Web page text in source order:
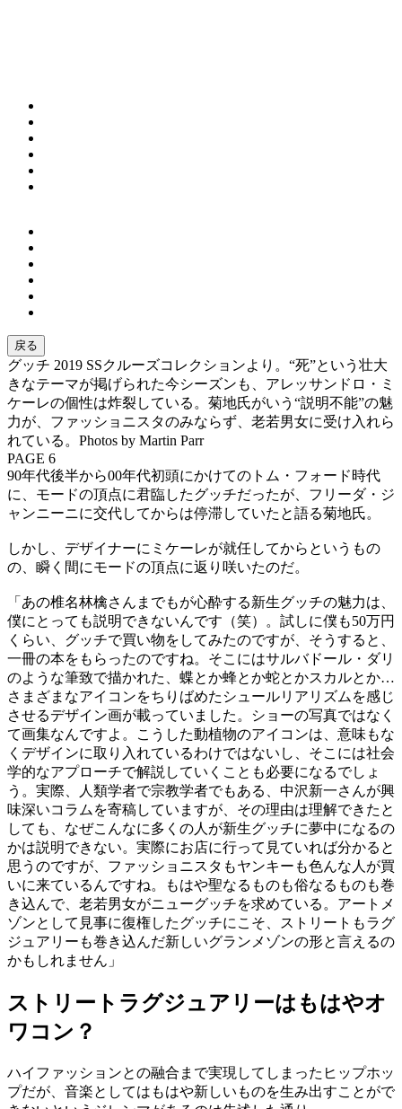
戻る
グッチ 2019 SSクルーズコレクションより。“死”という壮大
きなテーマが掲げられた今シーズンも、アレッサンドロ・ミ
ケーレの個性は炸裂している。菊地氏がいう“説明不能”の魅
力が、ファッショニスタのみならず、老若男女に受け入れら
れている。Photos by Martin Parr
PAGE 6
90年代後半から00年代初頭にかけてのトム・フォード時代
に、モードの頂点に君臨したグッチだったが、フリーダ・ジ
ャンニーニに交代してからは停滞していたと語る菊地氏。
しかし、デザイナーにミケーレが就任してからというもの
の、瞬く間にモードの頂点に返り咲いたのだ。
「あの椎名林檎さんまでもが心酔する新生グッチの魅力は、
僕にとっても説明できないんです（笑）。試しに僕も50万円
くらい、グッチで買い物をしてみたのですが、そうすると、
一冊の本をもらったのですね。そこにはサルバドール・ダリ
のような筆致で描かれた、蝶とか蜂とか蛇とかスカルとか…
さまざまなアイコンをちりばめたシュールリアリズムを感じ
させるデザイン画が載っていました。ショーの写真ではなく
て画集なんですよ。こうした動植物のアイコンは、意味もな
くデザインに取り入れているわけではないし、そこには社会
学的なアプローチで解説していくことも必要になるでしょ
う。実際、人類学者で宗教学者でもある、中沢新一さんが興
味深いコラムを寄稿していますが、その理由は理解できたと
しても、なぜこんなに多くの人が新生グッチに夢中になるの
かは説明できない。実際にお店に行って見ていれば分かると
思うのですが、ファッショニスタもヤンキーも色んな人が買
いに来ているんですね。もはや聖なるものも俗なるものも巻
き込んで、老若男女がニューグッチを求めている。アートメ
ゾンとして見事に復権したグッチにこそ、ストリートもラグ
ジュアリーも巻き込んだ新しいグランメゾンの形と言えるの
かもしれません」
ストリートラグジュアリーはもはやオ
ワコン？
ハイファッションとの融合まで実現してしまったヒップホッ
プだが、音楽としてはもはや新しいものを生み出すことがで